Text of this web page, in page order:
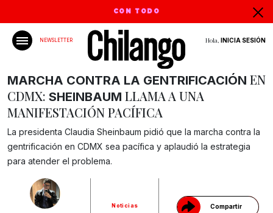
CON TODO
NEWSLETTER Hola, INICIA SESIÓN
Noticias Compartir
Gracias!
MARCHA CONTRA LA GENTRIFICACIÓN EN
CDMX: SHEINBAUM LLAMA A UNA
MANIFESTACIÓN PACÍFICA
La presidenta Claudia Sheinbaum pidió que la marcha contra la
gentrificación en CDMX sea pacífica y aplaudió la estrategia
para atender el problema.